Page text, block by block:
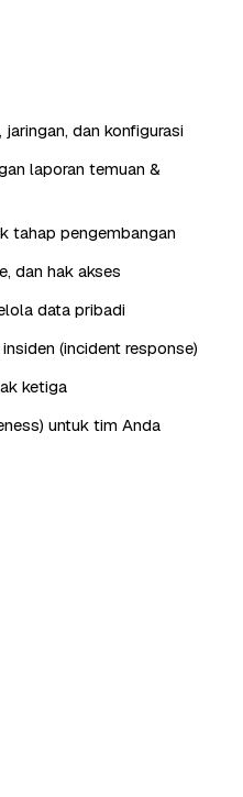
dan konfigurasi
laporan temuan &
tahap pengembangan
dan hak akses
data pribadi
(incident response)
ketiga
untuk tim Anda